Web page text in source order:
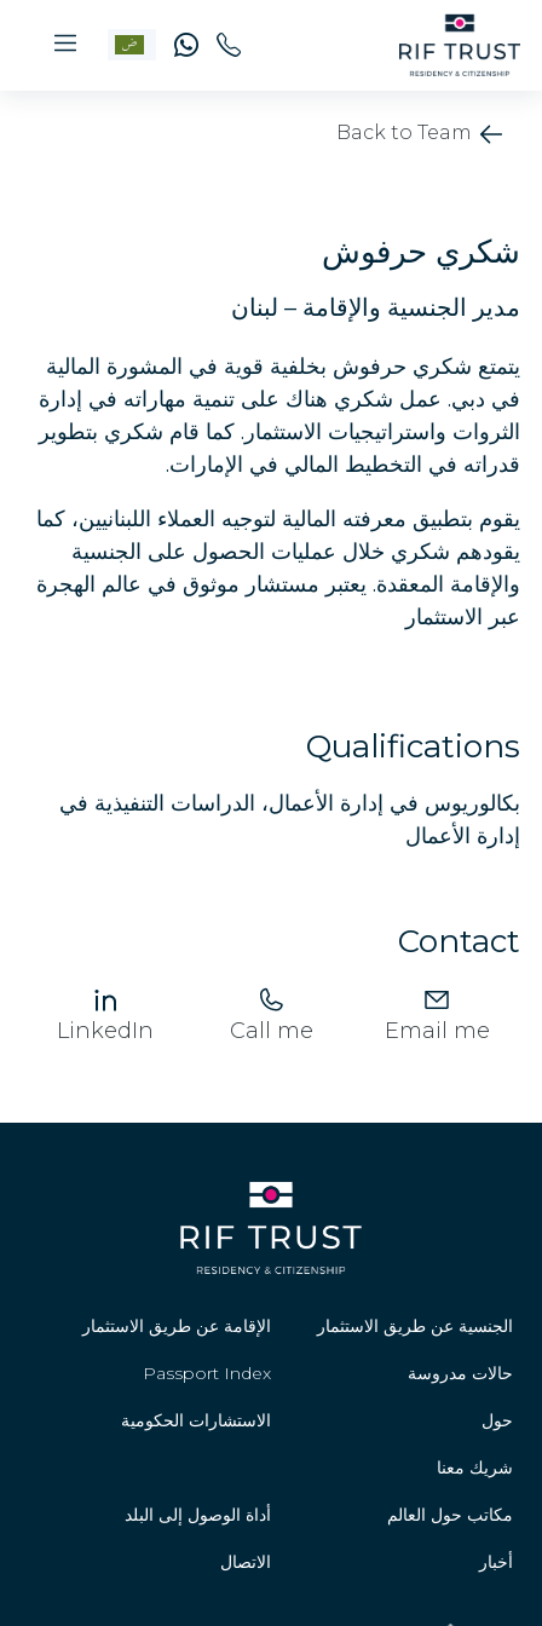
شكري حرفوش
مدير الجنسية والإقامة – لبنان
يتمتع شكري حرفوش بخلفية قوية في المشورة المالية
في دبي. عمل شكري هناك على تنمية مهاراته في إدارة
الثروات واستراتيجيات الاستثمار. كما قام شكري بتطوير
قدراته في التخطيط المالي في الإمارات.
يقوم بتطبيق معرفته المالية لتوجيه العملاء اللبنانيين، كما
يقودهم شكري خلال عمليات الحصول على الجنسية
والإقامة المعقدة. يعتبر مستشار موثوق في عالم الهجرة
عبر الاستثمار
Qualifications
بكالوريوس في إدارة الأعمال، الدراسات التنفيذية في
إدارة الأعمال
Contact
Email me
Call me
LinkedIn
الجنسية عن طريق الاستثمار الإقامة عن طريق الاستثمار
حالات مدروسة Passport Index
حول الاستشارات الحكومية
شريك معنا
مكاتب حول العالم أداة الوصول إلى البلد
أخبار الاتصال